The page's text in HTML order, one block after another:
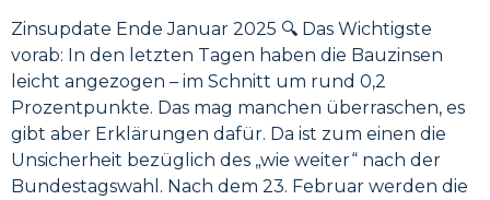
Zinsupdate Ende Januar 2025 🔍 Das Wichtigste
vorab: In den letzten Tagen haben die Bauzinsen
leicht angezogen – im Schnitt um rund 0,2
Prozentpunkte. Das mag manchen überraschen, es
gibt aber Erklärungen dafür. Da ist zum einen die
Unsicherheit bezüglich des „wie weiter“ nach der
Bundestagswahl. Nach dem 23. Februar werden die